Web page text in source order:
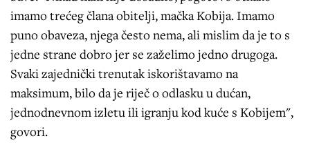
imamo trećeg člana obitelji, mačka Kobija. Imamo
puno obaveza, njega često nema, ali mislim da je to s
jedne strane dobro jer se zaželimo jedno drugoga.
Svaki zajednički trenutak iskorištavamo na
maksimum, bilo da je riječ o odlasku u dućan,
jednodnevnom izletu ili igranju kod kuće s Kobijem",
govori.